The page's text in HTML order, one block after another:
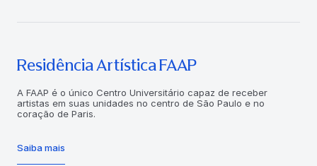
Residência Artística FAAP
A FAAP é o único Centro Universitário capaz de receber
artistas em suas unidades no centro de São Paulo e no
coração de Paris.
Saiba mais